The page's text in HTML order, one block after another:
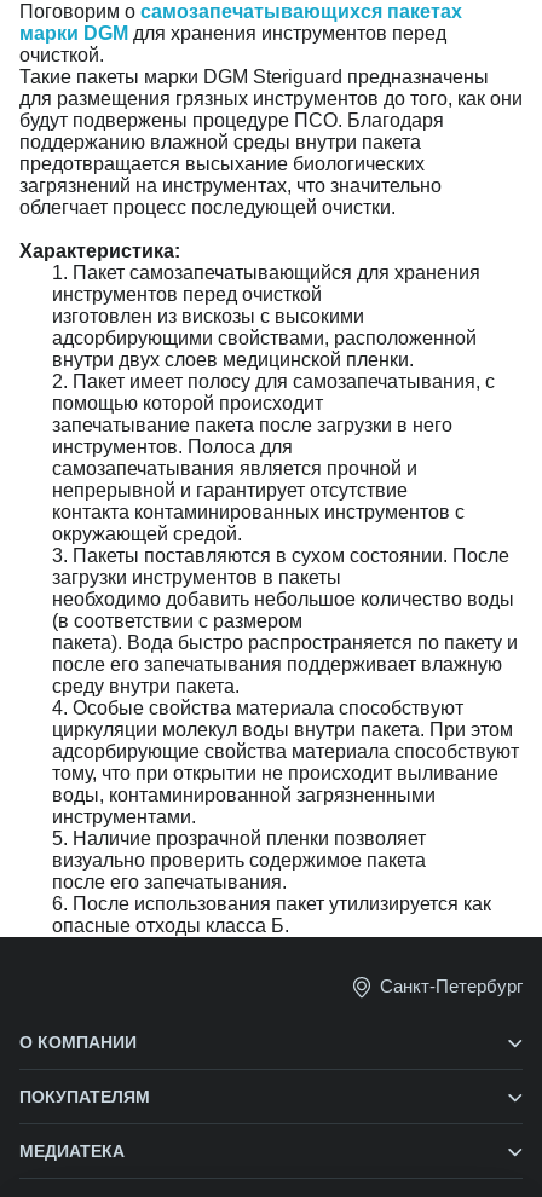
Поговорим о самозапечатывающихся пакетах
марки DGM для хранения инструментов перед
очисткой.
Такие пакеты марки DGM Steriguard предназначены
для размещения грязных инструментов до того, как они
будут подвержены процедуре ПСО. Благодаря
поддержанию влажной среды внутри пакета
предотвращается высыхание биологических
загрязнений на инструментах, что значительно
облегчает процесс последующей очистки.
Характеристика:
1. Пакет самозапечатывающийся для хранения
инструментов перед очисткой
изготовлен из вискозы с высокими
адсорбирующими свойствами, расположенной
внутри двух слоев медицинской пленки.
2. Пакет имеет полосу для самозапечатывания, с
помощью которой происходит
запечатывание пакета после загрузки в него
инструментов. Полоса для
самозапечатывания является прочной и
непрерывной и гарантирует отсутствие
контакта контаминированных инструментов с
окружающей средой.
3. Пакеты поставляются в сухом состоянии. После
загрузки инструментов в пакеты
необходимо добавить небольшое количество воды
(в соответствии с размером
пакета). Вода быстро распространяется по пакету и
после его запечатывания поддерживает влажную
среду внутри пакета.
4. Особые свойства материала способствуют
циркуляции молекул воды внутри пакета. При этом
адсорбирующие свойства материала способствуют
тому, что при открытии не происходит выливание
воды, контаминированной загрязненными
инструментами.
5. Наличие прозрачной пленки позволяет
визуально проверить содержимое пакета
после его запечатывания.
6. После использования пакет утилизируется как
опасные отходы класса Б.
Санкт-Петербург
О КОМПАНИИ
ПОКУПАТЕЛЯМ
МЕДИАТЕКА